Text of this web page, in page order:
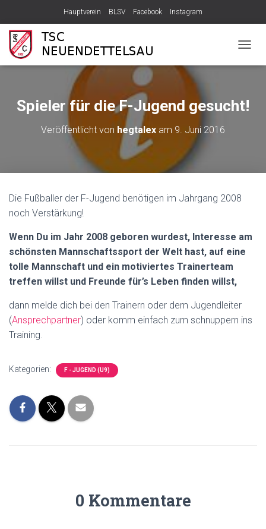
Hauptverein BLSV Facebook Instagram
A
G
A
L
E
Spieler für die F-Jugend gesucht!
Veröffentlicht von hegtalex am 9. Juni 2016
Die Fußballer der F-Jugend benötigen im Jahrgang 2008
noch Verstärkung!
Wenn Du im Jahr 2008 geboren wurdest, Interesse am
schönsten Mannschaftssport der Welt hast, auf eine
tolle Mannschaft und ein motiviertes Trainerteam
treffen willst und Freunde für’s Leben finden willst,
dann melde dich bei den Trainern oder dem Jugendleiter
(Ansprechpartner) oder komm einfach zum schnuppern ins
Training.
Kategorien: F - JUGEND (U9)
0 Kommentare